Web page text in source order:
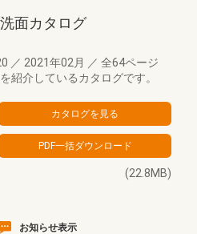
面カタログ
／ 2021年02月 ／ 全64ページ
紹介しているカタログです。
(22.8MB)
お知らせ表示